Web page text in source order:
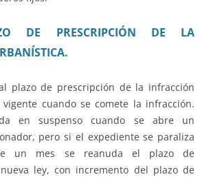
DE PRESCRIPCIÓN DE LA
plazo de prescripción de la infracción
cuando se comete la infracción.
en suspenso cuando se abre un
pero si el expediente se paraliza
un mes se reanuda el plazo de
ley, con incremento del plazo de